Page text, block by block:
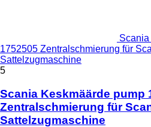
1752505 Zentralschmierung für
Sattelzugmaschine
5
Scania Keskmäärde pump
Zentralschmierung für
Sattelzugmaschine